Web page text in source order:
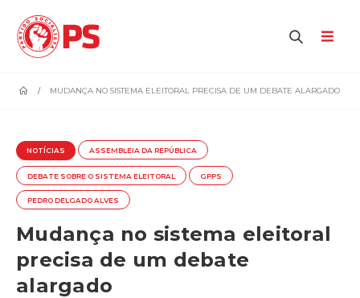
MUDANÇA NO SISTEMA ELEITORAL PRECISA DE UM DEBATE ALARGADO
NOTÍCIAS ASSEMBLEIA DA REPÚBLICA
DEBATE SOBRE O SISTEMA ELEITORAL GPPS
PEDRO DELGADO ALVES
Mudança no sistema eleitoral
precisa de um debate
alargado